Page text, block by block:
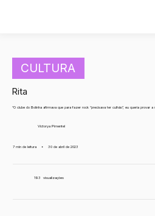
CULTURA
Rita
“O clube do Bolinha afirmava que para fazer rock “precisava ter culhão”, eu queria provar
Victorya Pimentel
7 min de leitura • 30 de abril de 2023
193 visualizações